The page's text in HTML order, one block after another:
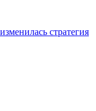
стратегия